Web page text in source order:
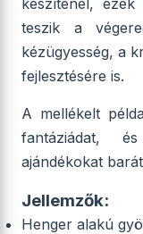
készítenél,
teszik a
kézügyesség, a
fejlesztésére is.
A mellékelt
fantáziádat,
ajándékokat
Jellemzők:
Henger alakú